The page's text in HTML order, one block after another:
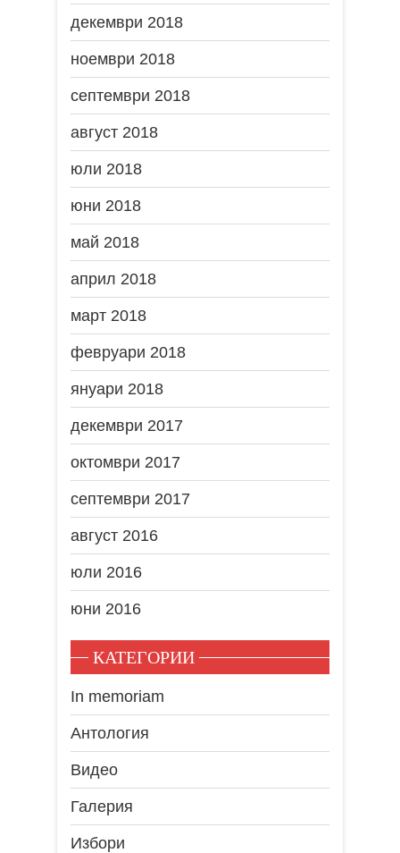
декември 2018
ноември 2018
септември 2018
август 2018
юли 2018
юни 2018
май 2018
април 2018
март 2018
февруари 2018
януари 2018
декември 2017
октомври 2017
септември 2017
август 2016
юли 2016
юни 2016
КАТЕГОРИИ
In memoriam
Антология
Видео
Галерия
Избори